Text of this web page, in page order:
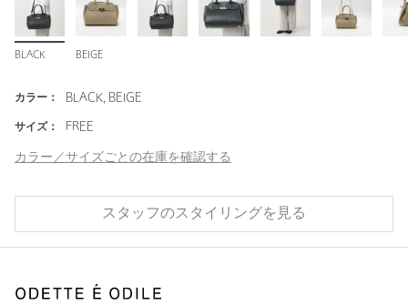
BLACK BEIGE
カラー： BLACK, BEIGE
サイズ： FREE
カラー／サイズごとの在庫を確認する
スタッフのスタイリングを見る